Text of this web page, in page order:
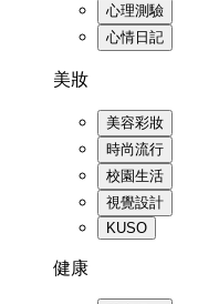
心理測驗
心情日記
美妝
美容彩妝
時尚流行
校園生活
視覺設計
KUSO
健康